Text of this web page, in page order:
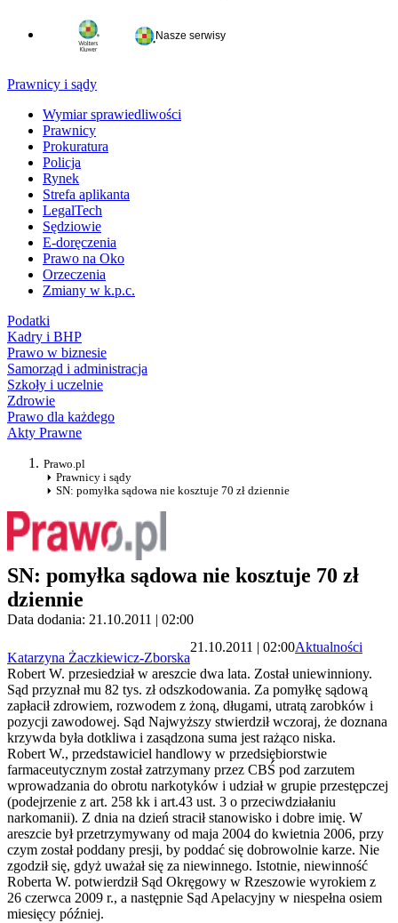
Nasze serwisy
Prawnicy i sądy
Wymiar sprawiedliwości
Prawnicy
Prokuratura
Policja
Rynek
Strefa aplikanta
LegalTech
Sędziowie
E-doręczenia
Prawo na Oko
Orzeczenia
Zmiany w k.p.c.
Podatki
Kadry i BHP
Prawo w biznesie
Samorząd i administracja
Szkoły i uczelnie
Zdrowie
Prawo dla każdego
Akty Prawne
Prawo.pl
Prawnicy i sądy
SN: pomyłka sądowa nie kosztuje 70 zł dziennie
SN: pomyłka sądowa nie kosztuje 70 zł
dziennie
Data dodania: 21.10.2011 | 02:00
Katarzyna Żaczkiewicz-Zborska
21.10.2011 | 02:00Aktualności
Robert W. przesiedział w areszcie dwa lata. Został uniewinniony.
Sąd przyznał mu 82 tys. zł odszkodowania. Za pomyłkę sądową
zapłacił zdrowiem, rozwodem z żoną, długami, utratą zarobków i
pozycji zawodowej. Sąd Najwyższy stwierdził wczoraj, że doznana
krzywda była dotkliwa i zasądzona suma jest rażąco niska.
Robert W., przedstawiciel handlowy w przedsiębiorstwie
farmaceutycznym został zatrzymany przez CBŚ pod zarzutem
wprowadzania do obrotu narkotyków i udział w grupie przestępczej
(podejrzenie z art. 258 kk i art.43 ust. 3 o przeciwdziałaniu
narkomanii). Z dnia na dzień stracił stanowisko i dobre imię. W
areszcie był przetrzymywany od maja 2004 do kwietnia 2006, przy
czym został poddany presji, by poddać się dobrowolnie karze. Nie
zgodził się, gdyż uważał się za niewinnego. Istotnie, niewinność
Roberta W. potwierdził Sąd Okręgowy w Rzeszowie wyrokiem z
26 czerwca 2009 r., a następnie Sąd Apelacyjny w niespełna osiem
miesięcy później.